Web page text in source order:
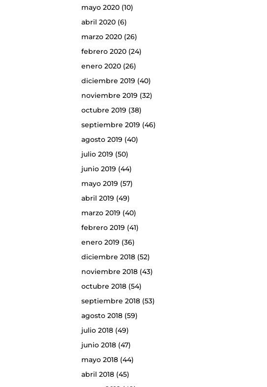
mayo 2020(10)
abril 2020(6)
marzo 2020(26)
febrero 2020(24)
enero 2020(26)
diciembre 2019 (40)
noviembre 2019 (32)
octubre 2019 (38)
septiembre 2019 (46)
agosto 2019 (40)
julio 2019 (50)
junio 2019 (44)
mayo 2019 (57)
abril 2019 (49)
marzo 2019 (40)
febrero 2019 (41)
enero 2019 (36)
diciembre 2018(52)
noviembre 2018(43)
octubre 2018(54)
septiembre 2018(53)
agosto 2018(59)
julio 2018(49)
junio 2018(47)
mayo 2018(44)
abril 2018(45)